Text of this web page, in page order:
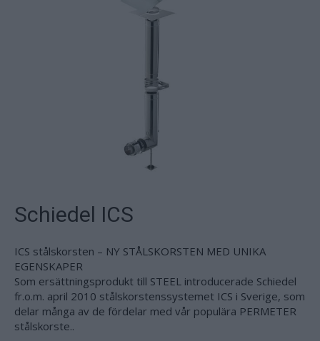
Schiedel ICS
ICS stålskorsten – NY STÅLSKORSTEN MED UNIKA
EGENSKAPER
Som ersättningsprodukt till STEEL introducerade Schiedel
fr.o.m. april 2010 stålskorstenssystemet ICS i Sverige, som
delar många av de fördelar med vår populära PERMETER
stålskorste..